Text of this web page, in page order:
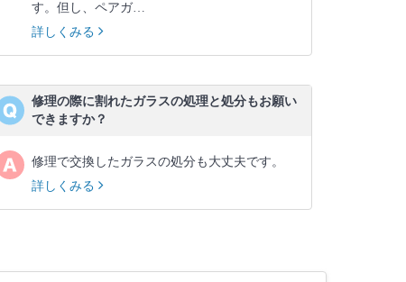
す。但し、ペアガ…
詳しくみる
修理の際に割れたガラスの処理と処分もお願い
できますか？
修理で交換したガラスの処分も大丈夫です。
詳しくみる